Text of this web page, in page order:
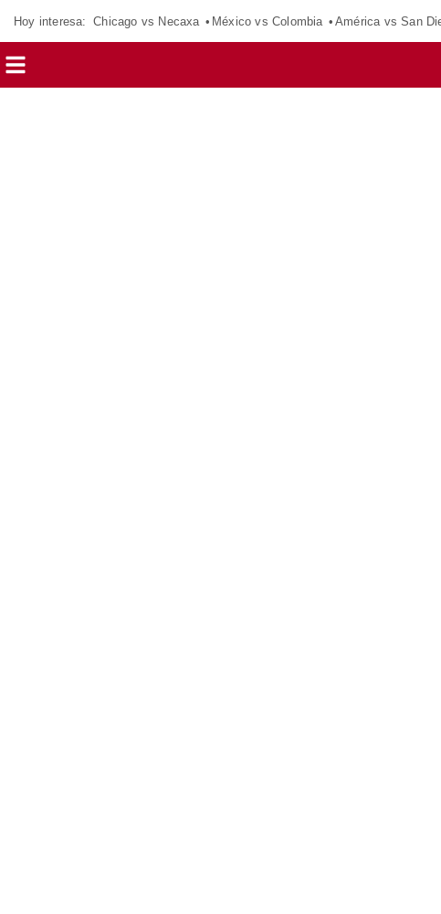
Hoy interesa: Chicago vs Necaxa México vs Colombia América vs San